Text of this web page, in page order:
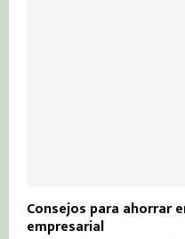
Consejos para ahorrar
empresarial